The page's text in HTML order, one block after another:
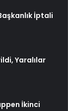
İptali
Yaralılar
İkinci